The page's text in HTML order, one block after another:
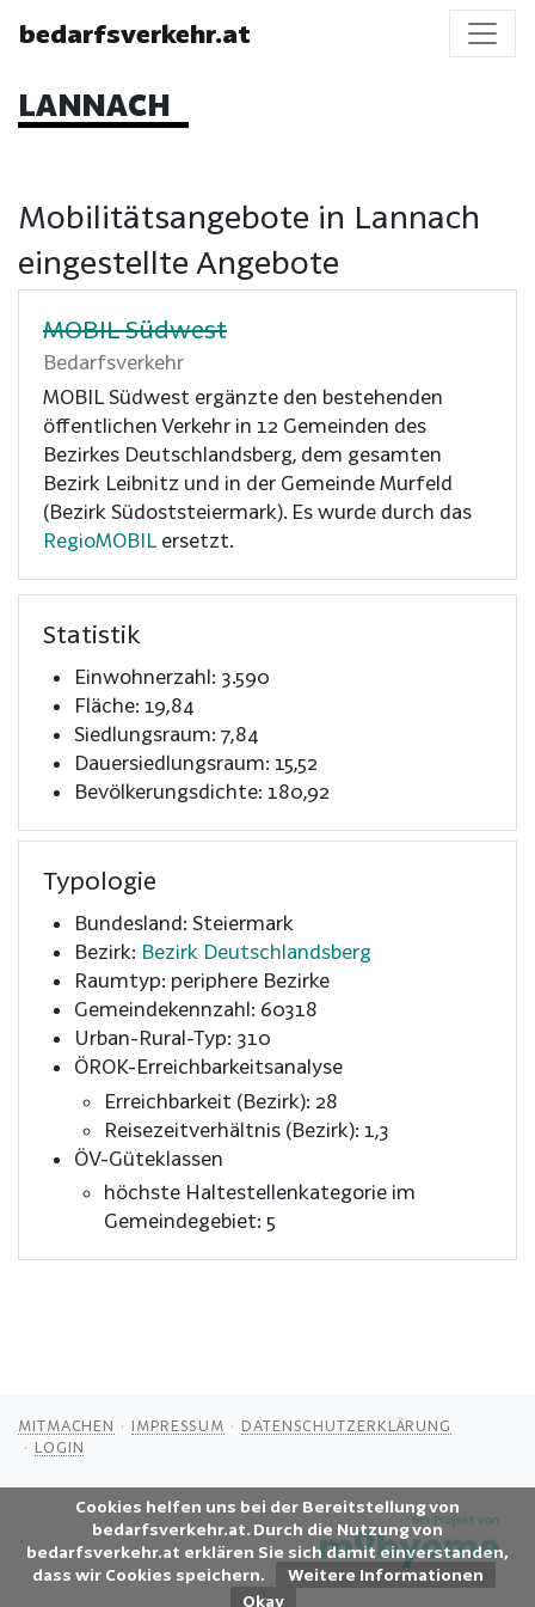
Cookies helfen uns bei der Bereitstellung von
bedarfsverkehr.at. Durch die Nutzung von
bedarfsverkehr.at erklären Sie sich damit einverstanden,
dass wir Cookies speichern.
Weitere Informationen
bedarfsverkehr.at
LANNACH
Mobilitätsangebote in Lannach
eingestellte Angebote
MOBIL Südwest
Bedarfsverkehr
MOBIL Südwest ergänzte den bestehenden
öffentlichen Verkehr in 12 Gemeinden des
Bezirkes Deutschlandsberg, dem gesamten
Bezirk Leibnitz und in der Gemeinde Murfeld
(Bezirk Südoststeiermark). Es wurde durch das
RegioMOBIL ersetzt.
Statistik
Einwohnerzahl: 3.590
Fläche: 19,84
Siedlungsraum: 7,84
Dauersiedlungsraum: 15,52
Bevölkerungsdichte: 180,92
Typologie
Bundesland: Steiermark
Bezirk: Bezirk Deutschlandsberg
Raumtyp: periphere Bezirke
Gemeindekennzahl: 60318
Urban-Rural-Typ: 310
ÖROK-Erreichbarkeitsanalyse
Erreichbarkeit (Bezirk): 28
Reisezeitverhältnis (Bezirk): 1,3
ÖV-Güteklassen
höchste Haltestellenkategorie im
Gemeindegebiet: 5
MITMACHEN IMPRESSUM
DATENSCHUTZERKLÄRUNG
LOGIN